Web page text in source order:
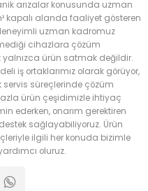
arızalar konusunda uzman
kapalı alanda faaliyet gösteren
uzman kadromuz
cihazlara çözüm
yalnızca ürün satmak değildir.
iş ortaklarımız olarak görüyor,
süreçlerinde çözüm
ürün çeşidimizle ihtiyaç
ederken, onarım gerektiren
sağlayabiliyoruz. Ürün
ilgili her konuda bizimle
oluruz.